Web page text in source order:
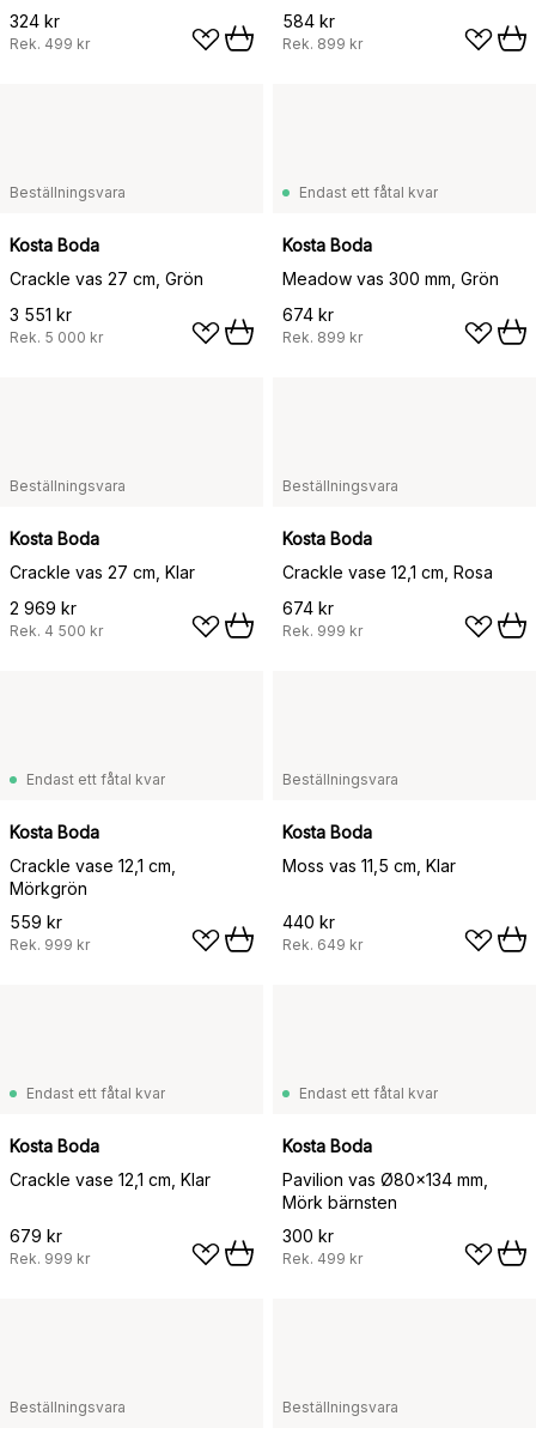
324 kr
Rek. 499 kr
584 kr
Rek. 899 kr
Beställningsvara
Kosta Boda
Crackle vas 27 cm, Grön
3 551 kr
Rek. 5 000 kr
Endast ett fåtal kvar
Kosta Boda
Meadow vas 300 mm, Grön
674 kr
Rek. 899 kr
Beställningsvara
Kosta Boda
Crackle vas 27 cm, Klar
2 969 kr
Rek. 4 500 kr
Beställningsvara
Kosta Boda
Crackle vase 12,1 cm, Rosa
674 kr
Rek. 999 kr
Endast ett fåtal kvar
Kosta Boda
Crackle vase 12,1 cm,
Mörkgrön
559 kr
Rek. 999 kr
Beställningsvara
Kosta Boda
Moss vas 11,5 cm, Klar
440 kr
Rek. 649 kr
Endast ett fåtal kvar
Kosta Boda
Crackle vase 12,1 cm, Klar
679 kr
Rek. 999 kr
Endast ett fåtal kvar
Kosta Boda
Pavilion vas Ø80x134 mm,
Mörk bärnsten
300 kr
Rek. 499 kr
Beställningsvara Beställningsvara